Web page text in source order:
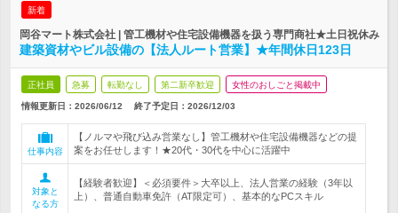
新着
岡谷マート株式会社 | 管工機材や住宅設備機器を扱う専門商社★土日祝休み
建築資材やビル設備の【法人ルート営業】★年間休日123日
正社員 急募 転勤なし 第二新卒歓迎 女性のおしごと掲載中
情報更新日：2026/06/12 終了予定日： 2026/12/03
仕事内容
【ノルマや飛び込み営業なし】管工機材や住宅設備機器などの提
案をお任せします！★20代・30代を中心に活躍中
対象と
なる方
【経験者歓迎】＜必須要件＞大卒以上、法人営業の経験（3年以
上）、普通自動車免許（AT限定可）、基本的なPCスキル